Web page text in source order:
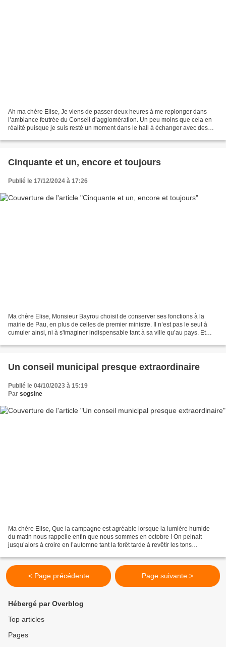
Ah ma chère Elise, Je viens de passer deux heures à me replonger dans
l’ambiance feutrée du Conseil d’agglomération. Un peu moins que cela en
réalité puisque je suis resté un moment dans le hall à échanger avec des
Cinquante et un, encore et toujours
Publié le 17/12/2024 à 17:26
Ma chère Elise, Monsieur Bayrou choisit de conserver ses fonctions à la
mairie de Pau, en plus de celles de premier ministre. Il n’est pas le seul à
cumuler ainsi, ni à s'imaginer indispensable tant à sa ville qu’au pays. Et
Un conseil municipal presque extraordinaire
Publié le 04/10/2023 à 15:19
Par sogsine
Ma chère Elise, Que la campagne est agréable lorsque la lumière humide
du matin nous rappelle enfin que nous sommes en octobre ! On peinait
jusqu’alors à croire en l’automne tant la forêt tarde à revêtir les tons
< Page précédente Page suivante >
Hébergé par Overblog
Top articles
Pages